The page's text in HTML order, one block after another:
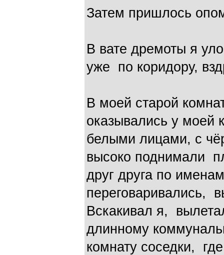
Затем пришлось
В вате дремоты я
уже по коридору,
В моей старой
оказывались у моей
белыми лицами, с
высоко поднимали
друг друга по
переговаривались,
Вскакивал я,
длинному
комнату соседки,